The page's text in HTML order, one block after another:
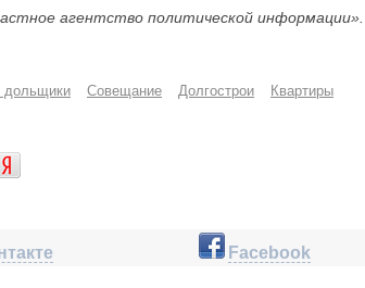
агентство политической информации».
дольщики Совещание Долгострои Квартиры
Facebook